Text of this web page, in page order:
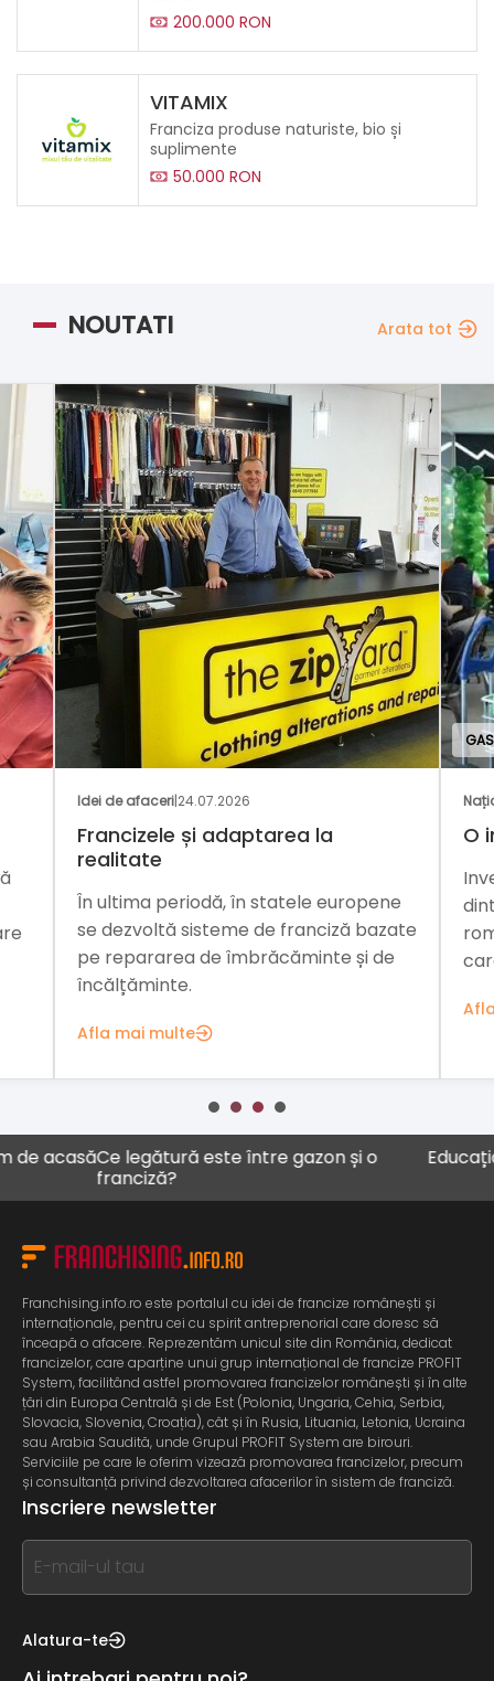
200.000 RON
VITAMIX
Franciza produse naturiste, bio și
suplimente
50.000 RON
NOUTATI Arata tot
Idei de afaceri|24.07.2026
Francizele și adaptarea la
realitate
În ultima periodă, în statele europene
se dezvoltă sisteme de franciză bazate
pe repararea de îmbrăcăminte și de
încălțăminte.
Afla mai multe
O
Ce legătură este între gazon și o
franciză?
Educația ca
Franchising.info.ro este portalul cu idei de francize românești și
internaționale, pentru cei cu spirit antreprenorial care doresc să
înceapă o afacere. Reprezentăm unicul site din România, dedicat
francizelor, care aparține unui grup internațional de francize PROFIT
System, facilitând astfel promovarea francizelor românești și în alte
țări din Europa Centrală și de Est (Polonia, Ungaria, Cehia, Serbia,
Slovacia, Slovenia, Croația), cât și în Rusia, Lituania, Letonia, Ucraina
sau Arabia Saudită, unde Grupul PROFIT System are birouri.
Serviciile pe care le oferim vizează promovarea francizelor, precum
și consultanță privind dezvoltarea afacerilor în sistem de franciză.
Inscriere newsletter
If
you
this,
Alatura-te